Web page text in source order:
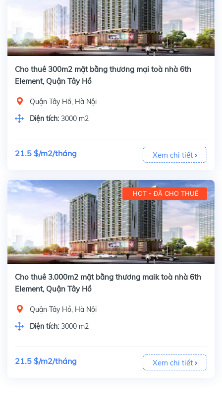
Cho thuê 300m2 mặt bằng thương mại toà nhà 6th
Element, Quận Tây Hồ
Quận Tây Hồ, Hà Nội
Diện tích: 3000 m2
21.5 $/m2/tháng Xem chi tiết
HOT - ĐÃ CHO THUÊ
Cho thuê 3.000m2 mặt bằng thương maik toà nhà 6th
Element, Quận Tây Hồ
Quận Tây Hồ, Hà Nội
Diện tích: 3000 m2
21.5 $/m2/tháng Xem chi tiết